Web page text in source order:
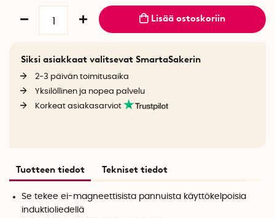
Lisää ostoskoriin
Siksi asiakkaat valitsevat SmartaSakerin
2-3 päivän toimitusaika
Yksilöllinen ja nopea palvelu
Korkeat asiakasarviot
Tuotteen tiedot Tekniset tiedot
Se tekee ei-magneettisista pannuista käyttökelpoisia
induktioliedellä